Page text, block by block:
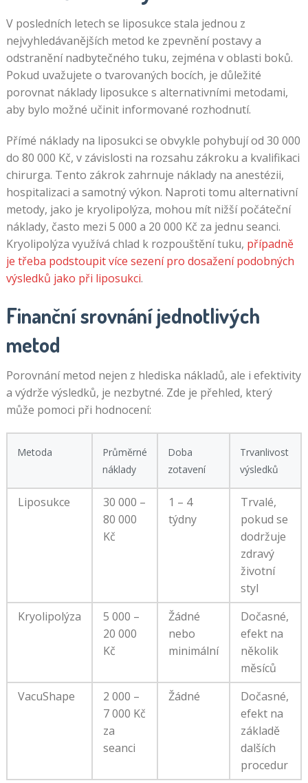
V posledních letech se liposukce stala jednou z
nejvyhledávanějších metod ke zpevnění postavy a
odstranění nadbytečného tuku, zejména v oblasti boků.
Pokud uvažujete o tvarovaných bocích, je důležité
porovnat náklady liposukce s alternativními metodami,
aby bylo možné učinit informované rozhodnutí.
Přímé náklady na liposukci se obvykle pohybují od 30 000
do 80 000 Kč, v závislosti na rozsahu zákroku a kvalifikaci
chirurga. Tento zákrok zahrnuje náklady na anestézii,
hospitalizaci a samotný výkon. Naproti tomu alternativní
metody, jako je kryolipolýza, mohou mít nižší počáteční
náklady, často mezi 5 000 a 20 000 Kč za jednu seanci.
Kryolipolýza využívá chlad k rozpouštění tuku, případně
je třeba podstoupit více sezení pro dosažení podobných
výsledků jako při liposukci.
Finanční srovnání jednotlivých
metod
Porovnání metod nejen z hlediska nákladů, ale i efektivity
a výdrže výsledků, je nezbytné. Zde je přehled, který
může pomoci při hodnocení:
Metoda
Průměrné
náklady
Doba
zotavení
Trvanlivost
výsledků
Liposukce
30 000 –
80 000
Kč
1 – 4
týdny
Trvalé,
pokud se
dodržuje
zdravý
životní
styl
Kryolipolýza
5 000 –
20 000
Kč
Žádné
nebo
minimální
Dočasné,
efekt na
několik
měsíců
VacuShape
2 000 –
7 000 Kč
za
seanci
Žádné
Dočasné,
efekt na
základě
dalších
procedur